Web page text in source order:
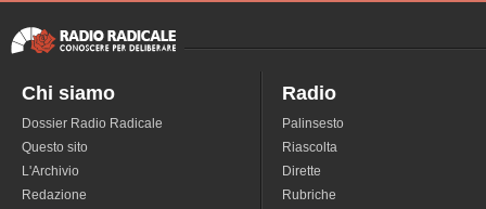
Chi siamo
Dossier Radio Radicale
Questo sito
L'Archivio
Redazione
Radio
Palinsesto
Riascolta
Dirette
Rubriche